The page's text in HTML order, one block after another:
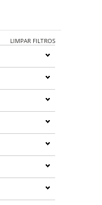
LIMPAR FILTROS